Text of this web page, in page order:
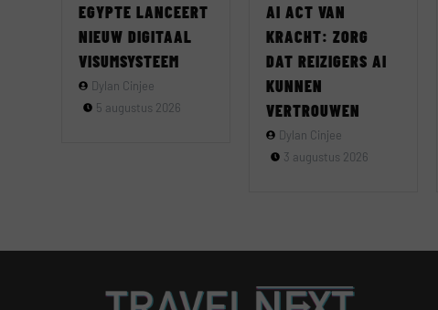
EGYPTE LANCEERT
NIEUW DIGITAAL
VISUMSYSTEEM
Dylan Cinjee
5 augustus 2026
AI ACT VAN
KRACHT: ZORG
DAT REIZIGERS AI
KUNNEN
VERTROUWEN
Dylan Cinjee
3 augustus 2026